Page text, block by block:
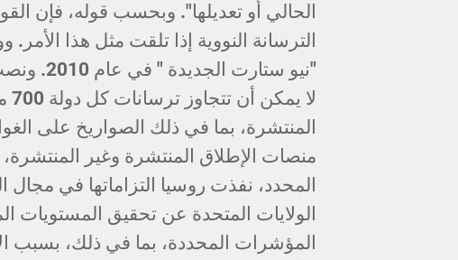
الحالي أو تعديلها". وبحسب قوله، فإن
الترسانة النووية إذا تلقت مثل هذا
المحدد، نفذت روسيا التزاماتها في
الولايات المتحدة عن تحقيق
المؤشرات المحددة، بما في ذلك، بسبب